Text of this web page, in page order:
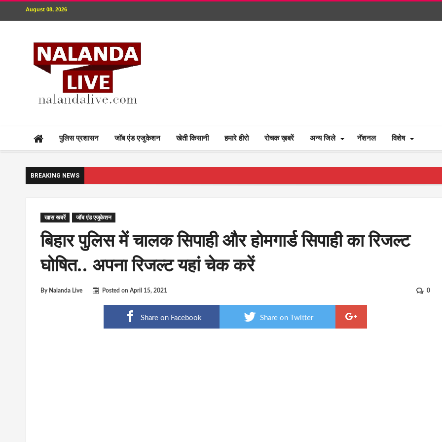
August 08, 2026
पुलिस प्रशासन जॉब एंड एजुकेशन खेती किसानी हमारे हीरो रोचक ख़बरें अन्य जिले नॅशनल विशेष
BREAKING NEWS
खास खबरें जॉब एंड एजुकेशन
बिहार पुलिस में चालक सिपाही और होमगार्ड सिपाही का रिजल्ट
घोषित.. अपना रिजल्ट यहां चेक करें
By Nalanda Live Posted on April 15, 2021 0
Share on Facebook Share on Twitter